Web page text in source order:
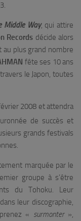
Middle Way, qui attire
Records décide alors
au plus grand nombre
fête ses 10 ans
le Japon, toutes
2008 et attendra
de succès et
grands festivals
marquée par le
groupe à s’être
du Tohoku. Leur
leur discographie,
« surmonter»,